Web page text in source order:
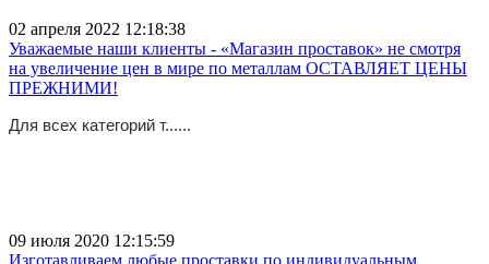
02 апреля 2022 12:18:38
Уважаемые наши клиенты - «Магазин проставок» не смотря
на увеличение цен в мире по металлам ОСТАВЛЯЕТ ЦЕНЫ
ПРЕЖНИМИ!
Для всех категорий т......
09 июля 2020 12:15:59